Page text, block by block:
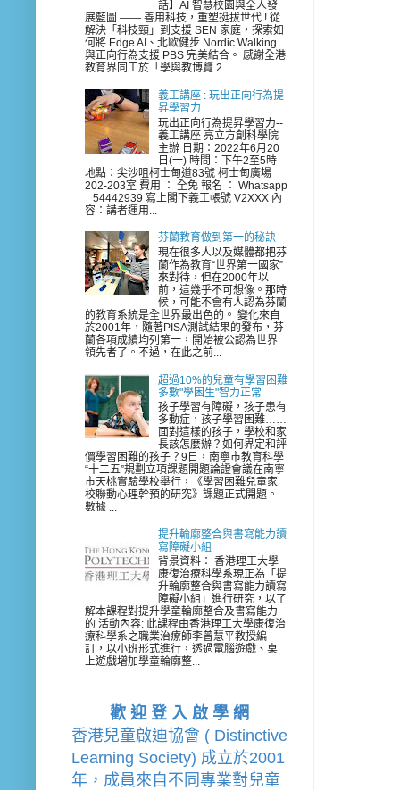
話】AI 智慧校園與全人發
展藍圖 —— 善用科技，重塑挺拔世代 ! 從
解決「科技頸」到支援 SEN 家庭，探索如
何將 Edge AI、北歐健步 Nordic Walking
與正向行為支援 PBS 完美結合。 感謝全港
教育界同工於「學與教博覽 2...
義工講座 : 玩出正向行為提
昇學習力
玩出正向行為提昇學習力--
義工講座 亮立方創科學院
主辦 日期：2022年6月20
日(一) 時間：下午2至5時
地點：尖沙咀柯士甸道83號 柯士甸廣場
202-203室 費用 ： 全免 報名 ： Whatsapp
54442939 寫上閣下義工帳號 V2XXX 內
容：講者運用...
芬蘭教育做到第一的秘訣
現在很多人以及媒體都把芬
蘭作為教育“世界第一國家”
來對待，但在2000年以
前，這幾乎不可想像。那時
候，可能不會有人認為芬蘭
的教育系統是全世界最出色的。 變化來自
於2001年，隨著PISA測試結果的發布，芬
蘭各項成績均列第一，開始被公認為世界
領先者了。不過，在此之前...
超過10%的兒童有學習困難
多數"學困生"智力正常
孩子學習有障礙，孩子患有
多動症，孩子學習困難……
面對這樣的孩子，學校和家
長該怎麼辦？如何界定和評
價學習困難的孩子？9日，南寧市教育科學
“十二五”規劃立項課題開題論證會議在南寧
市天桃實驗學校舉行，《學習困難兒童家
校聯動心理幹預的研究》課題正式開題。
數據 ...
提升輪廓整合與書寫能力讀
寫障礙小組
背景資料： 香港理工大學
康復治療科學系現正為「提
升輪廓整合與書寫能力讀寫
障礙小組」進行研究，以了
解本課程對提升學童輪廓整合及書寫能力
的 活動內容: 此課程由香港理工大學康復治
療科學系之職業治療師李曾慧平教授編
訂，以小班形式進行，透過電腦遊戲、桌
上遊戲增加學童輪廓整...
歡 迎 登 入 啟 學 網
香港兒童啟迪協會 ( Distinctive
Learning Society) 成立於2001
年，成員來自不同專業對兒童